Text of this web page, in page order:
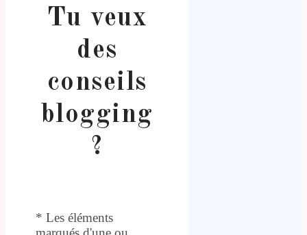
Tu veux
des
conseils
blogging
?
* Les éléments